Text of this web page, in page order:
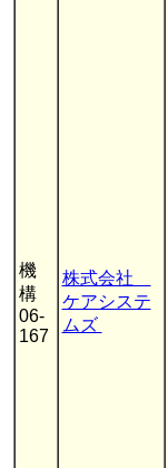
機
構
06-
167
株式会社
ケアシステ
ムズ